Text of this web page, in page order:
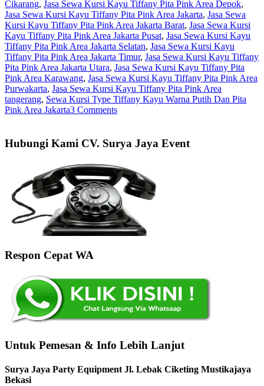
Cikarang, Jasa Sewa Kursi Kayu Tiffany Pita Pink Area Depok,
Jasa Sewa Kursi Kayu Tiffany Pita Pink Area Jakarta, Jasa Sewa
Kursi Kayu Tiffany Pita Pink Area Jakarta Barat, Jasa Sewa Kursi
Kayu Tiffany Pita Pink Area Jakarta Pusat, Jasa Sewa Kursi Kayu
Tiffany Pita Pink Area Jakarta Selatan, Jasa Sewa Kursi Kayu
Tiffany Pita Pink Area Jakarta Timur, Jasa Sewa Kursi Kayu Tiffany
Pita Pink Area Jakarta Utara, Jasa Sewa Kursi Kayu Tiffany Pita
Pink Area Karawang, Jasa Sewa Kursi Kayu Tiffany Pita Pink Area
Purwakarta, Jasa Sewa Kursi Kayu Tiffany Pita Pink Area
tangerang, Sewa Kursi Type Tiffany Kayu Warna Putih Dan Pita
Pink Area Jakarta3 Comments
Hubungi Kami CV. Surya Jaya Event
Respon Cepat WA
Untuk Pemesan & Info Lebih Lanjut
Surya Jaya Party Equipment Jl. Lebak Ciketing Mustikajaya
Bekasi